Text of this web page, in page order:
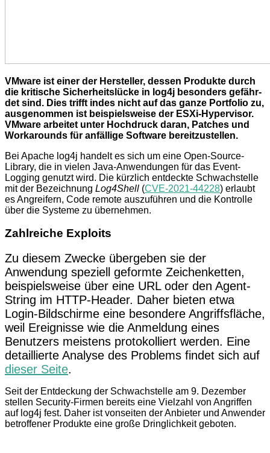
VMware ist einer der Her­steller, dessen Produkte durch
die kritische Sicher­heits­lücke in log4j beson­ders gefähr­
det sind. Dies trifft indes nicht auf das ganze Portfolio zu,
ausge­nommen ist beispiels­weise der ESXi-Hypervisor.
VMware arbeitet unter Hoch­druck daran, Patches und
Work­arounds für anfällige Soft­ware bereit­zustellen.
Bei Apache log4j handelt es sich um eine Open-Source-
Library, die in vielen Java-Anwendungen für das Event-
Logging genutzt wird. Die kürzlich entdeckte Schwach­stelle
mit der Bezeichnung Log4Shell (CVE-2021-44228) erlaubt
es Angreifern, Code remote auszuführen und die Kontrolle
über die Systeme zu übernehmen.
Zahlreiche Exploits
Zu diesem Zwecke übergeben sie der
Anwendung speziell geformte Zeichenketten,
beispielsweise über eine URL oder den Agent-
String im HTTP-Header. Daher bieten etwa
Login-Bildschirme eine besondere Angriffsfläche,
weil Ereignisse wie die Anmeldung eines
Benutzers meistens protokolliert werden. Eine
detaillierte Analyse des Problems findet sich auf
dieser Seite.
Seit der Entdeckung der Schwachstelle am 9. Dezember
stellen Security-Firmen bereits eine Vielzahl von Angriffen
auf log4j fest. Daher ist vonseiten der Anbieter und Anwender
betroffener Produkte eine große Dringlichkeit geboten.